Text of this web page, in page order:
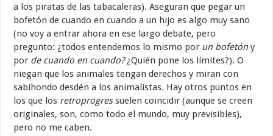
a los piratas de las tabacaleras). Aseguran que pegar un
bofetón de cuando en cuando a un hijo es algo muy sano
(no voy a entrar ahora en ese largo debate, pero
pregunto: ¿todos entendemos lo mismo por un bofetón y
por de cuando en cuando?¿Quién pone los límites?). O
niegan que los animales tengan derechos y miran con
sabihondo desdén a los animalistas. Hay otros puntos en
los que los retroprogressuelen coincidir (aunque se creen
originales, son, como todo el mundo, muy previsibles),
pero no me caben.